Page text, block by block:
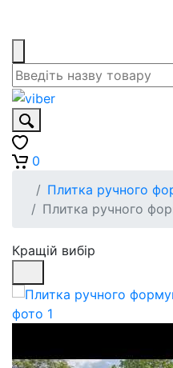
0
Плитка ручного
Плитка ручного
Кращій вибір